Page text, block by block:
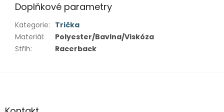
Doplňkové parametry
Kategorie: Trička
Materiál:
Polyester/Bavlna/Viskóza
Střih: Racerback
Z